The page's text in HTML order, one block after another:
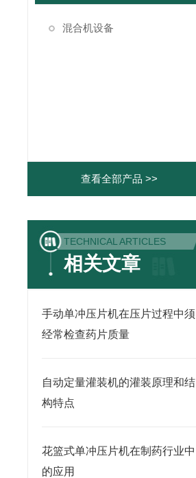
混合机设备
查看全部产品 >>
TECHNICAL ARTICLES
相关文章
手动单冲压片机在压片过程中须
经常检查药片质量
自动定量灌装机的灌装原理和结
构特点
花篮式单冲压片机在制药行业中
的应用